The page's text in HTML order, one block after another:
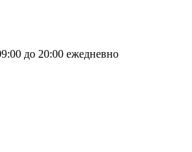
до 20:00 ежедневно